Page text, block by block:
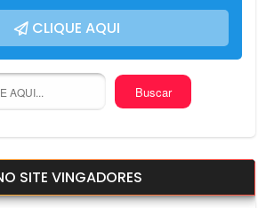
CLIQUE AQUI
SITE VINGADORES